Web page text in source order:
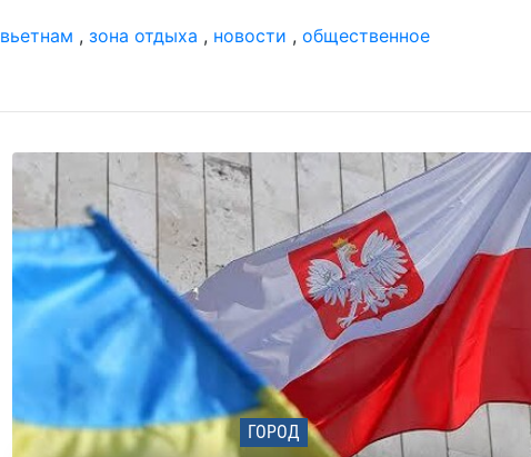
вьетнам , зона отдыха , новости , общественное
ГОРОД